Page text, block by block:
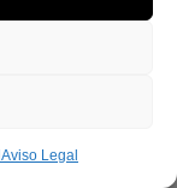
Aviso Legal